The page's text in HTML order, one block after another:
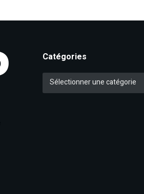
Catégories
Catégories
Sélectionner une catégorie